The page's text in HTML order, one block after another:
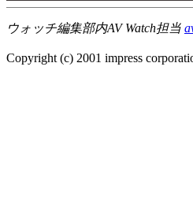
ウォッチ編集部内AV Watch担当
Copyright (c) 2001 impress